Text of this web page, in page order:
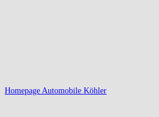
Homepage Automobile Köhler